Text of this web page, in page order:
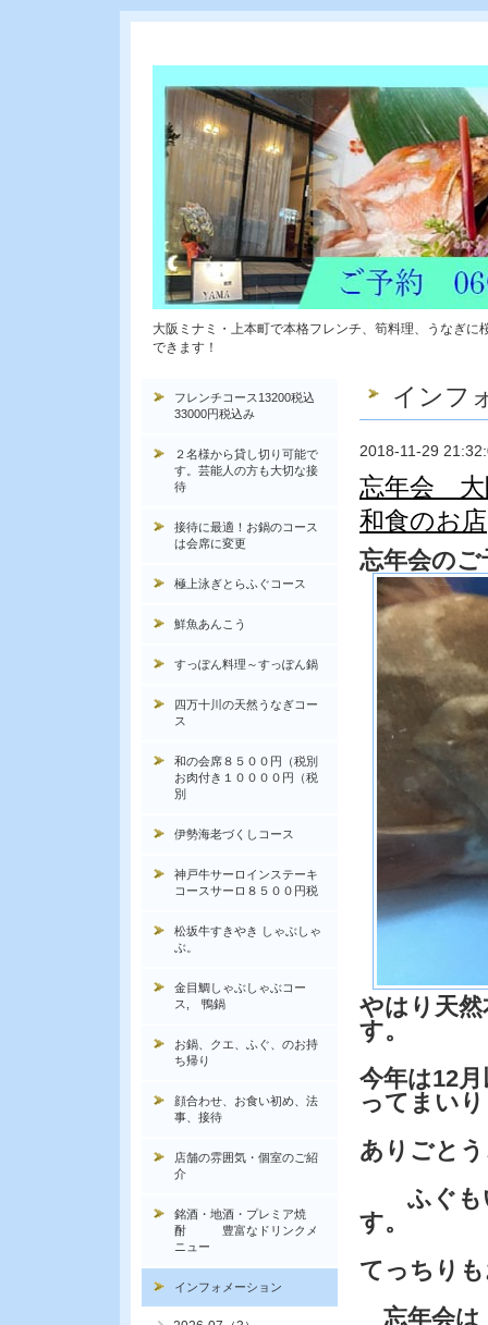
大阪ミナミ・上本町で本格フレンチ、筍料理、うなぎ
できます！
インフ
2018-11-29
忘年会 大
和食のお店
忘年会の
やはり天
す。
今年は12
ってまい
ありごと
ふぐもい
す。
てっちり
忘年会は
フレンチコース13200税込
33000円税込み
２名様から貸し切り可能で
す。芸能人の方も大切な接
待
接待に最適！お鍋のコース
は会席に変更
極上泳ぎとらふぐコース
鮮魚あんこう
すっぽん料理～すっぽん鍋
四万十川の天然うなぎコー
ス
和の会席８５００円（税別
お肉付き１００００円（税
別
伊勢海老づくしコース
神戸牛サーロインステーキ
コースサーロ８５００円税
松坂牛すきやき しゃぶしゃ
ぶ。
金目鯛しゃぶしゃぶコー
ス, 鴨鍋
お鍋、クエ、ふぐ、のお持
ち帰り
顔合わせ、お食い初め、法
事、接待
店舗の雰囲気・個室のご紹
介
銘酒・地酒・プレミア焼
酎 豊富なドリンクメ
ニュー
インフォメーション